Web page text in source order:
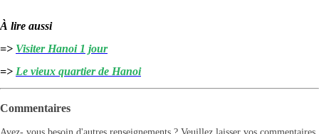
À lire aussi
=> Visiter Hanoi 1 jour
=> Le vieux quartier de Hanoi
Commentaires